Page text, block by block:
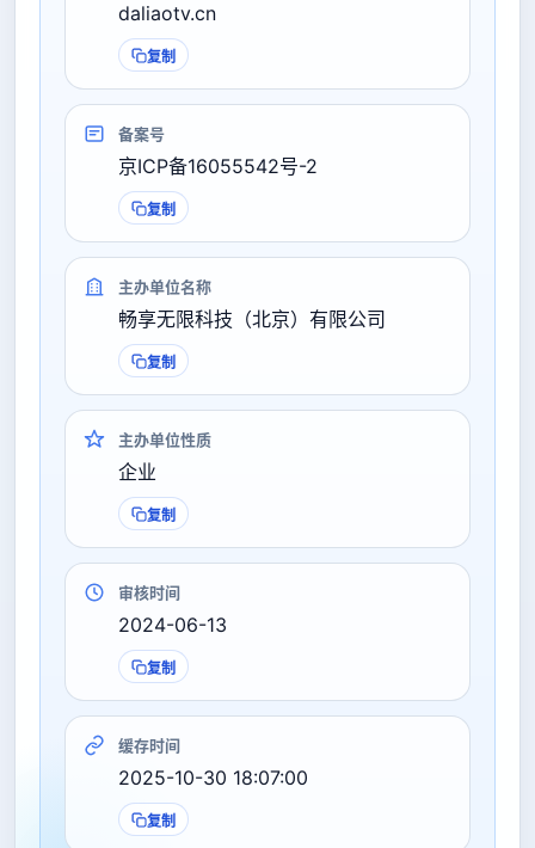
daliaotv.cn
复制
备案号
京ICP备16055542号-2
复制
主办单位名称
畅享无限科技（北京）有限公司
复制
主办单位性质
企业
复制
审核时间
2024-06-13
复制
缓存时间
2025-10-30 18:07:00
复制